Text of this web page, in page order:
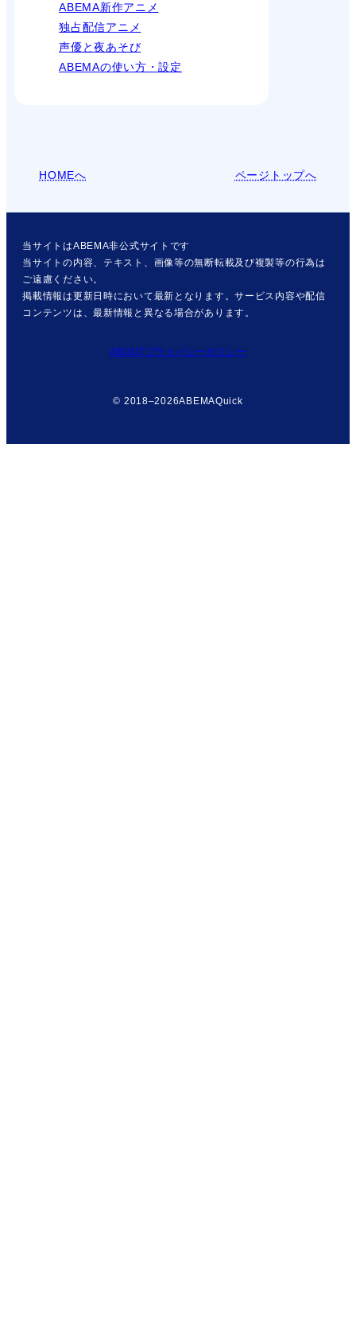
ABEMA新作アニメ
独占配信アニメ
声優と夜あそび
ABEMAの使い方・設定
HOMEへ ページトップへ
当サイトはABEMA非公式サイトです
当サイトの内容、テキスト、画像等の無断転載及び複製等の行為は
ご遠慮ください。
掲載情報は更新日時において最新となります。サービス内容や配信
コンテンツは、最新情報と異なる場合があります。
ABOUTプライバシーポリシー
© 2018–2026ABEMAQuick